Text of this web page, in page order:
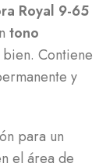
Royal 9-65
tono
Contiene
y
para un
el área de